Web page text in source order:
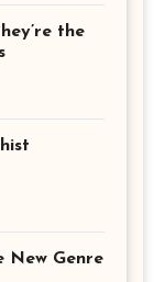
the
New Genre